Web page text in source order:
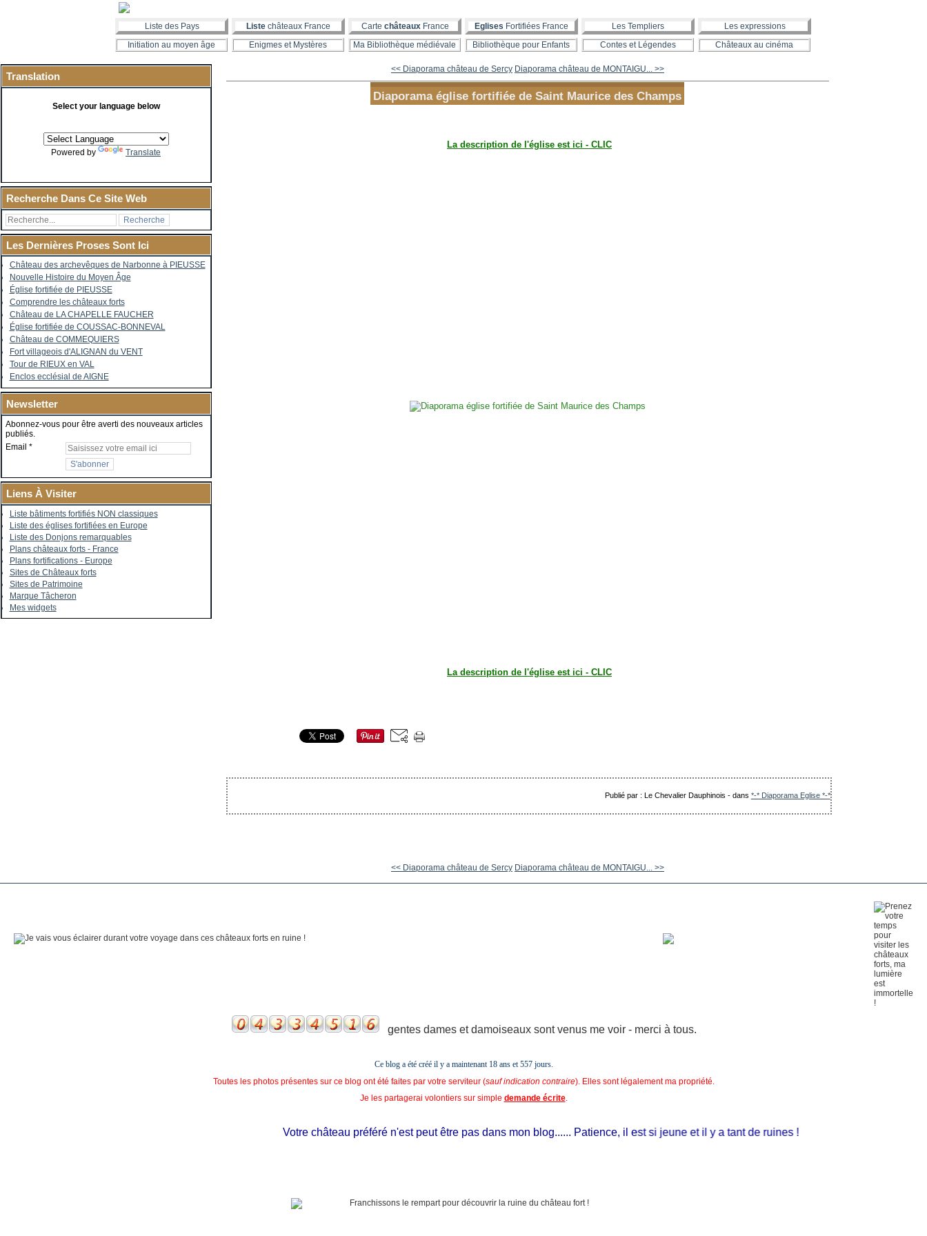
Liste des Pays Liste châteaux France Carte châteauxFrance Eglises Fortifiées France Les Templiers
Les expressions
Initiation au moyen âge
Enigmes et Mystères Ma Bibliothèque médiévale Bibliothèque pour Enfants Contes et Légendes Châteaux au cinéma
Translation
Select your language below
Powered by Translate
Recherche Dans Ce Site Web
Les Dernières Proses Sont Ici
Château des archevêques de Narbonne à PIEUSSE
Nouvelle Histoire du Moyen Âge
Église fortifiée de PIEUSSE
Comprendre les châteaux forts
Château de LA CHAPELLE FAUCHER
Église fortifiée de COUSSAC-BONNEVAL
Château de COMMEQUIERS
Fort villageois d'ALIGNAN du VENT
Tour de RIEUX en VAL
Enclos ecclésial de AIGNE
Newsletter
Abonnez-vous pour être averti des nouveaux articles
publiés.
Email
Liens À Visiter
Liste bâtiments fortifiés NON classiques
Liste des églises fortifiées en Europe
Liste des Donjons remarquables
Plans châteaux forts - France
Plans fortifications - Europe
Sites de Châteaux forts
Sites de Patrimoine
Marque Tâcheron
Mes widgets
<< Diaporama château de Sercy Diaporama château de MONTAIGU... >>
Diaporama église fortifiée de Saint Maurice des Champs
La description de l'église est ici - CLIC
La description de l'église est ici - CLIC
Publié par : Le Chevalier Dauphinois -dans *-* Diaporama Eglise *-*
<< Diaporama château de Sercy Diaporama château de MONTAIGU... >>
gentes dames et damoiseaux sont venus me voir - merci à tous.
Ce blog a été créé il y a maintenant 18 ans et557 jours.
Toutes les photos présentes sur ce blog ont été faites par votre serviteur (sauf indication contraire). Elles sont légalement ma propriété.
Je les partagerai volontiers sur simple demande écrite.
Votre château préféré n'est peut être pas dans mon blog...... Patience, il est si jeune et il y a tant de ruines !